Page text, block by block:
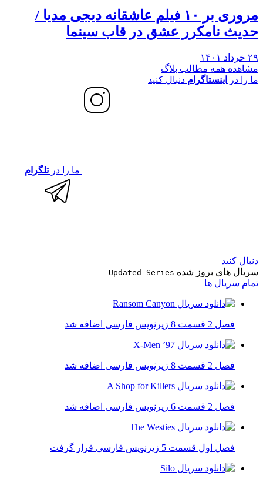
مروری بر ۱۰ فیلم عاشقانه دیجی مدیا /
حدیث نامکرر عشق در قاب سینما
۲۹ خرداد ۱۴۰۱
مشاهده همه مطالب بلاگ
ما را در
اینستاگرام دنبال کنید
ما را درتلگرام
دنبال کنید
سریال های بروز شده Updated Series
تمام سریال ها
فصل 2 قسمت 8 زیرنویس فارسی اضافه شد
فصل 2 قسمت 8 زیرنویس فارسی اضافه شد
فصل 2 قسمت 6 زیرنویس فارسی اضافه شد
فصل اول قسمت 5 زیرنویس فارسی قرار گرفت